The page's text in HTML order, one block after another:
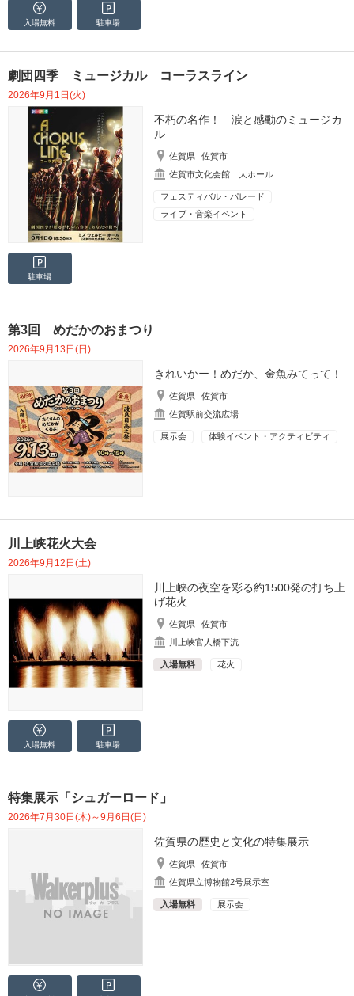
入場無料 駐車場
劇団四季 ミュージカル コーラスライン
2026年9月1日(火)
不朽の名作！ 涙と感動のミュージカ
ル
佐賀県
佐賀市
佐賀市文化会館 大ホール
フェスティバル・パレード
ライブ・音楽イベント
駐車場
第3回 めだかのおまつり
2026年9月13日(日)
きれいかー！めだか、金魚みてって！
佐賀県
佐賀市
佐賀駅前交流広場
展示会 体験イベント・アクティビティ
川上峡花火大会
2026年9月12日(土)
川上峡の夜空を彩る約1500発の打ち上
げ花火
佐賀県
佐賀市
川上峡官人橋下流
入場無料 花火
入場無料 駐車場
特集展示「シュガーロード」
2026年7月30日(木)～9月6日(日)
佐賀県の歴史と文化の特集展示
佐賀県
佐賀市
佐賀県立博物館2号展示室
入場無料 展示会